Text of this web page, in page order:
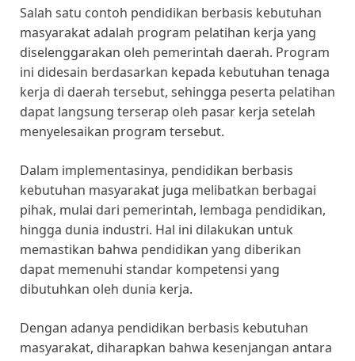
Salah satu contoh pendidikan berbasis kebutuhan
masyarakat adalah program pelatihan kerja yang
diselenggarakan oleh pemerintah daerah. Program
ini didesain berdasarkan kepada kebutuhan tenaga
kerja di daerah tersebut, sehingga peserta pelatihan
dapat langsung terserap oleh pasar kerja setelah
menyelesaikan program tersebut.
Dalam implementasinya, pendidikan berbasis
kebutuhan masyarakat juga melibatkan berbagai
pihak, mulai dari pemerintah, lembaga pendidikan,
hingga dunia industri. Hal ini dilakukan untuk
memastikan bahwa pendidikan yang diberikan
dapat memenuhi standar kompetensi yang
dibutuhkan oleh dunia kerja.
Dengan adanya pendidikan berbasis kebutuhan
masyarakat, diharapkan bahwa kesenjangan antara